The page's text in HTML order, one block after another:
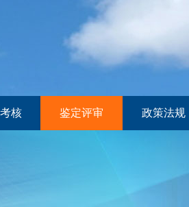
核 鉴定评审 政策法规